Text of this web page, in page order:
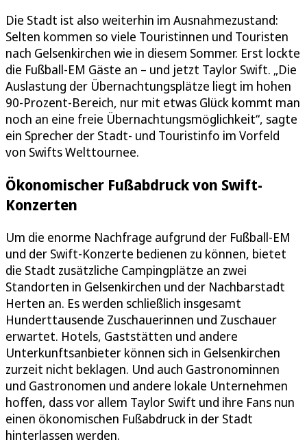
Die Stadt ist also weiterhin im Ausnahmezustand:
Selten kommen so viele Touristinnen und Touristen
nach Gelsenkirchen wie in diesem Sommer. Erst lockte
die Fußball-EM Gäste an – und jetzt Taylor Swift. „Die
Auslastung der Übernachtungsplätze liegt im hohen
90-Prozent-Bereich, nur mit etwas Glück kommt man
noch an eine freie Übernachtungsmöglichkeit“, sagte
ein Sprecher der Stadt- und Touristinfo im Vorfeld
von Swifts Welttournee.
Ökonomischer Fußabdruck von Swift-
Konzerten
Um die enorme Nachfrage aufgrund der Fußball-EM
und der Swift-Konzerte bedienen zu können, bietet
die Stadt zusätzliche Campingplätze an zwei
Standorten in Gelsenkirchen und der Nachbarstadt
Herten an. Es werden schließlich insgesamt
Hunderttausende Zuschauerinnen und Zuschauer
erwartet. Hotels, Gaststätten und andere
Unterkunftsanbieter können sich in Gelsenkirchen
zurzeit nicht beklagen. Und auch Gastronominnen
und Gastronomen und andere lokale Unternehmen
hoffen, dass vor allem Taylor Swift und ihre Fans nun
einen ökonomischen Fußabdruck in der Stadt
hinterlassen werden.